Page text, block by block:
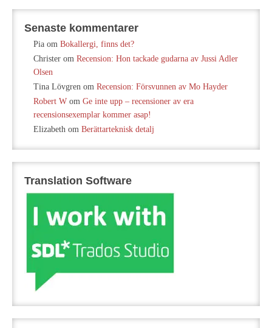
Senaste kommentarer
Pia om Bokallergi, finns det?
Christer om Recension: Hon tackade gudarna av Jussi Adler
Olsen
Tina Lövgren om Recension: Försvunnen av Mo Hayder
Robert W om Ge inte upp – recensioner av era
recensionsexemplar kommer asap!
Elizabeth om Berättarteknisk detalj
Translation Software